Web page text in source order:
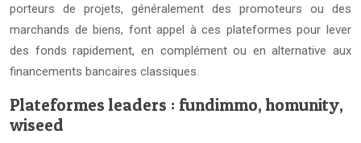
porteurs de projets, généralement des promoteurs ou des
marchands de biens, font appel à ces plateformes pour lever
des fonds rapidement, en complément ou en alternative aux
financements bancaires classiques.
Plateformes leaders : fundimmo, homunity,
wiseed